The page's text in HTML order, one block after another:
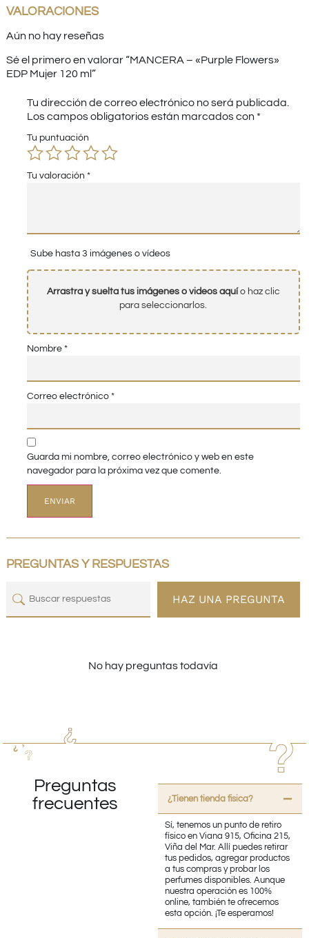
VALORACIONES
Aún no hay reseñas
Sé el primero en valorar “MANCERA – «Purple Flowers»
EDP Mujer 120 ml”
Tu dirección de correo electrónico no será publicada.
Los campos obligatorios están marcados con *
Tu puntuación
Tu valoración *
Sube hasta 3 imágenes o vídeos
Arrastra y suelta tus imágenes o videos aquío haz clic
para seleccionarlos.
Nombre *
Correo electrónico *
Guarda mi nombre, correo electrónico y web en este
navegador para la próxima vez que comente.
PREGUNTAS Y RESPUESTAS
HAZ UNA PREGUNTA
No hay preguntas todavía
Preguntas
frecuentes
¿Tienen tienda fisica?
Sí, tenemos un punto de retiro
físico en Viana 915, Oficina 215,
Viña del Mar. Allí puedes retirar
tus pedidos, agregar productos
a tus compras y probar los
perfumes disponibles. Aunque
nuestra operación es 100%
online, también te ofrecemos
esta opción. ¡Te esperamos!